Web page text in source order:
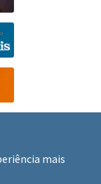
mais